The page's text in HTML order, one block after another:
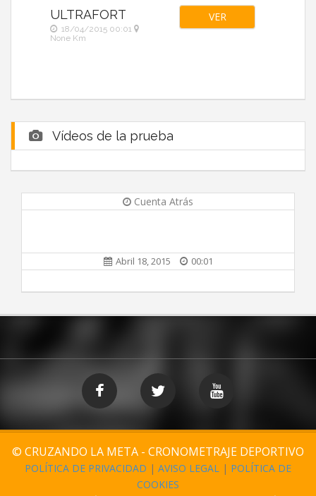
ULTRAFORT
18/04/2015 00:01
None Km
VER
Vídeos de la prueba
Cuenta Atrás
Abril 18, 2015 00:01
© CRUZANDO LA META - CRONOMETRAJE DEPORTIVO
POLÍTICA DE PRIVACIDAD | AVISO LEGAL | POLÍTICA DE
COOKIES